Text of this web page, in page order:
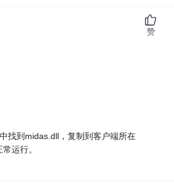
找到midas.dll，复制到客户端所在
运行。
赞